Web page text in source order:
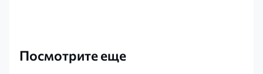
Посмотрите еще